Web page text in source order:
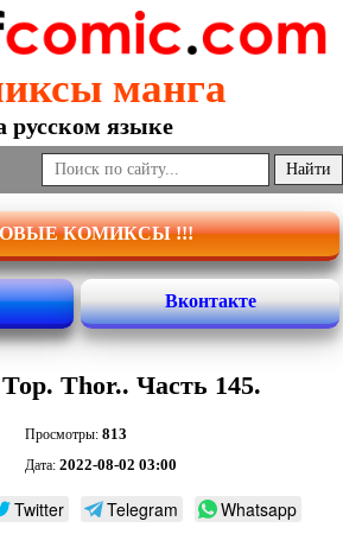
манга
русском языке
КОМИКСЫ !!!
Вконтакте
Thor.. Часть 145.
Просмотры: 813
Дата: 2022-08-02 03:00
Twitter Telegram
Whatsapp